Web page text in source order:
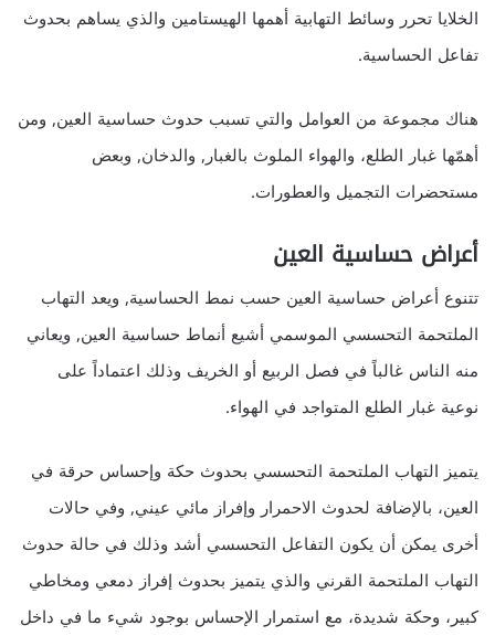
الخلايا تحرر وسائط التهابية أهمها الهيستامين والذي يساهم بحدوث
تفاعل الحساسية.
هناك مجموعة من العوامل والتي تسبب حدوث حساسية العين, ومن
أهمّها غبار الطلع، والهواء الملوث بالغبار, والدخان, وبعض
مستحضرات التجميل والعطورات.
أعراض حساسية العين
تتنوع أعراض حساسية العين حسب نمط الحساسية, ويعد التهاب
الملتحمة التحسسي الموسمي أشيع أنماط حساسية العين, ويعاني
منه الناس غالباً في فصل الربيع أو الخريف وذلك اعتماداً على
نوعية غبار الطلع المتواجد في الهواء.
يتميز التهاب الملتحمة التحسسي بحدوث حكة وإحساس حرقة في
العين، بالإضافة لحدوث الاحمرار وإفراز مائي عيني, وفي حالات
أخرى يمكن أن يكون التفاعل التحسسي أشد وذلك في حالة حدوث
التهاب الملتحمة القرني والذي يتميز بحدوث إفراز دمعي ومخاطي
كبير، وحكة شديدة، مع استمرار الإحساس بوجود شيء ما في داخل